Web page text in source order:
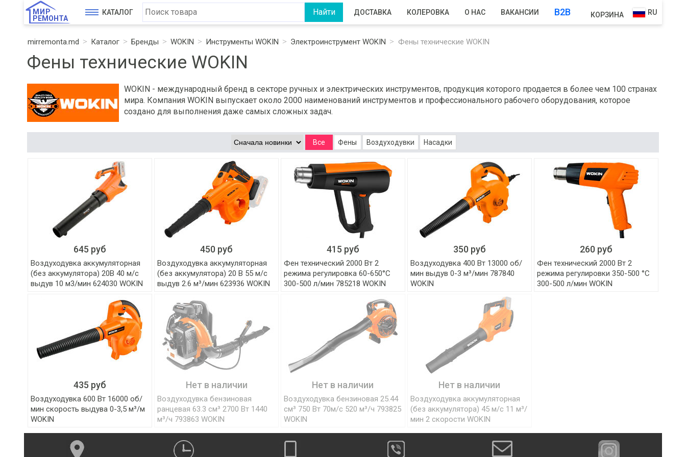
МИР
РЕМОНТА
КАТАЛОГ ДОСТАВКА КОЛЕРОВКА О НАС ВАКАНСИИ B2B КОРЗИНА RU
mirremonta.md Каталог Бренды WOKIN Инструменты WOKIN Электроинструмент WOKIN Фены технические WOKIN
Фены технические WOKIN
WOKIN - международный бренд в секторе ручных и электрических инструментов, продукция которого продается в более чем 100 странах
мира. Компания WOKIN выпускает около 2000 наименований инструментов и профессионального рабочего оборудования, которое
создано для выполнения даже самых сложных задач.
Все Фены Воздуходувки Насадки
645 руб
Воздуходувка аккумуляторная
(без аккумулятора) 20B 40 м/с
выдув 10 м3/мин 624030 WOKIN
450 руб
Воздуходувка аккумуляторная
(без аккумулятора) 20 B 55 м/с
выдув 2.6 м³/мин 623936 WOKIN
415 руб
Фен технический 2000 Вт 2
режима регулировка 60-650°C
300-500 л/мин 785218 WOKIN
350 руб
Воздуходувка 400 Вт 13000 об/
мин выдув 0-3 м³/мин 787840
WOKIN
260 руб
Фен технический 2000 Вт 2
режима регулировки 350-500 °C
300-500 л/мин WOKIN
435 руб
Воздуходувка 600 Вт 16000 об/
мин скорость выдува 0-3,5 м³/м
WOKIN
Нет в наличии
Воздуходувка бензиновая
ранцевая 63.3 см³ 2700 Вт 1440
м³/ч 793863 WOKIN
Нет в наличии
Воздуходувка бензиновая 25.44
см³ 750 Вт 70м/с 520 м³/ч 793825
WOKIN
Нет в наличии
Воздуходувка аккумуляторная
(без аккумулятора) 45 м/с 11 м³/
мин 2 скорости WOKIN